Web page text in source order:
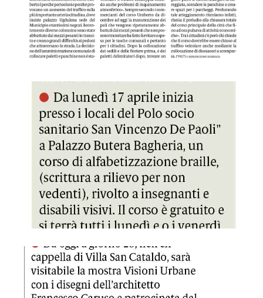
GDS 09/04/2023 Braille, parte il corso alfabetizzazione
GDS 09/04/2023 Visioni urbane disegni in mostra